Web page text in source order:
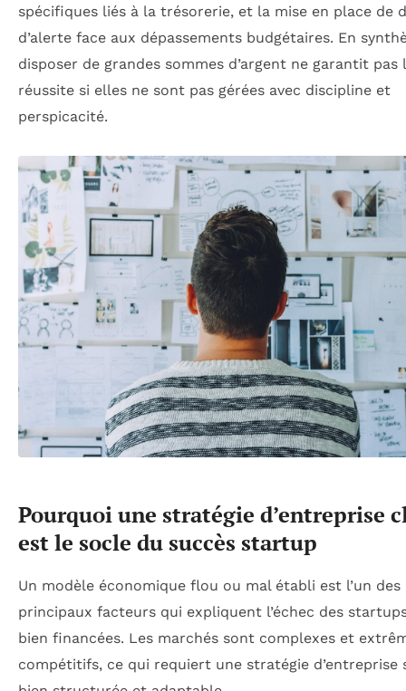
spécifiques liés à la trésorerie, et la mise en place de
d’alerte face aux dépassements budgétaires. En
disposer de grandes sommes d’argent ne garantit pas
réussite si elles ne sont pas gérées avec discipline et
perspicacité.
Pourquoi une stratégie d’entreprise
est le socle du succès startup
Un modèle économique flou ou mal établi est l’un des
principaux facteurs qui expliquent l’échec des
bien financées. Les marchés sont complexes et
compétitifs, ce qui requiert une stratégie d’entreprise